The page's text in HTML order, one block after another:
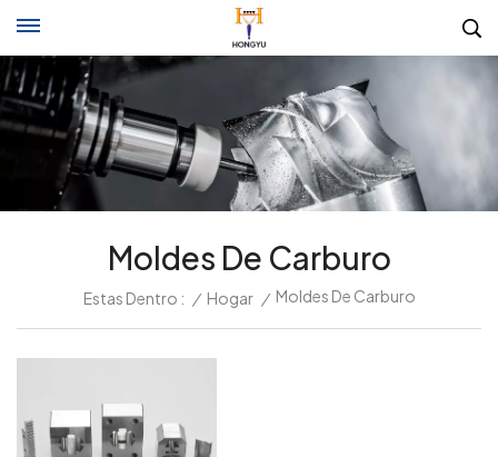
Moldes De Carburo
Estas Dentro : / Hogar / Moldes De Carburo